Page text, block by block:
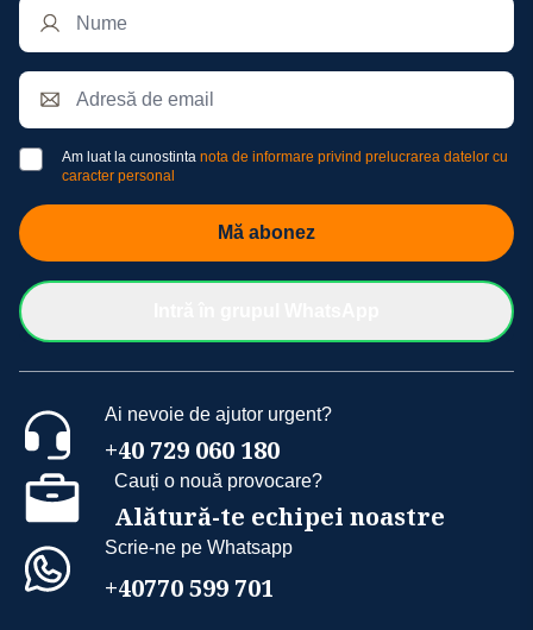
Am luat la cunostinta nota de informare privind prelucrarea datelor cu
caracter personal
Mă abonez
Ai nevoie de ajutor urgent?
+40 729 060 180
Cauți o nouă provocare?
Alătură-te echipei noastre
Scrie-ne pe Whatsapp
+40770 599 701